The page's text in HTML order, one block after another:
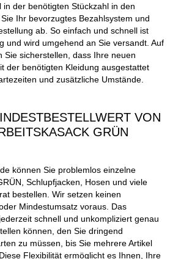
in der benötigten Stückzahl in den
Ihr bevorzugtes Bezahlsystem und
ab. So einfach und schnell ist
und wird umgehend an Sie versandt. Auf
Sie sicherstellen, dass Ihre neuen
der benötigten Kleidung ausgestattet
und zusätzliche Umstände.
VON
GRÜN
können Sie problemlos einzelne
Schlupfjacken, Hosen und viele
bestellen. Wir setzen keinen
Mindestumsatz voraus. Das
schnell und unkompliziert genau
können, den Sie dringend
zu müssen, bis Sie mehrere Artikel
Flexibilität ermöglicht es Ihnen, Ihre